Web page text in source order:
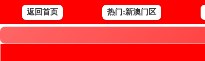
返回首页 热门:新澳门区